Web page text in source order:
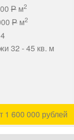
P м2
P м2
32 - 45 кв. м
1 600 000 рублей